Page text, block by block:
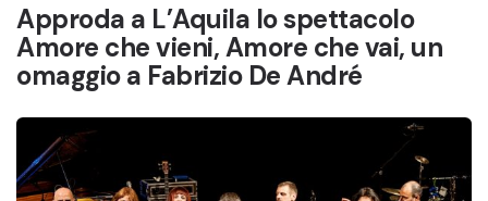
Approda a L’Aquila lo spettacolo
Amore che vieni, Amore che vai, un
omaggio a Fabrizio De André